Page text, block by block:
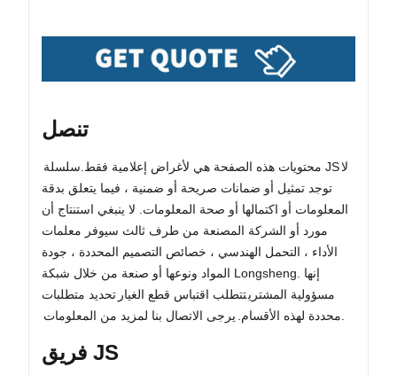
تنصل
محتويات هذه الصفحة هي لأغراض إعلامية فقط. سلسلة JSلا
توجد تمثيل أو ضمانات صريحة أو ضمنية ، فيما يتعلق بدقة
المعلومات أو اكتمالها أو صحة المعلومات. لا ينبغي استنتاج أن
مورد أو الشركة المصنعة من طرف ثالث سيوفر معلمات
الأداء ، التحمل الهندسي ، خصائص التصميم المحددة ، جودة
المواد ونوعها أو صنعة من خلال شبكة Longsheng. إنها
مسؤولية المشتريتتطلب اقتباس قطع الغيار تحديد متطلبات
محددة لهذه الأقسام. يرجى الاتصال بنا لمزيد من المعلومات
فريق JS